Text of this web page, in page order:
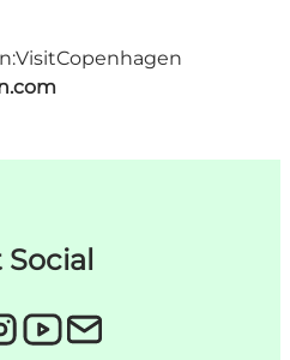
VisitCopenhagen
Social